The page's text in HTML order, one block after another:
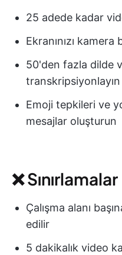
25 adede kadar
Ekranınızı
50'den fazla dilde
transkripsiyonlayın
Emoji tepkileri ve
mesajlar oluşturun
❌ Sınırlamalar
Çalışma alanı
edilir
5 dakikalık video